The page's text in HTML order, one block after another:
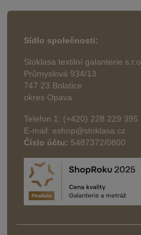
Sídlo společnosti:
Stoklasa textilní galanterie s.r.o.
Průmyslová 934/13
747 23 Bolatice
okres Opava
Telefon 1: (+420) 228 229 395
E-mail: eshop@stoklasa.cz
Číslo účtu: 5487372/0800